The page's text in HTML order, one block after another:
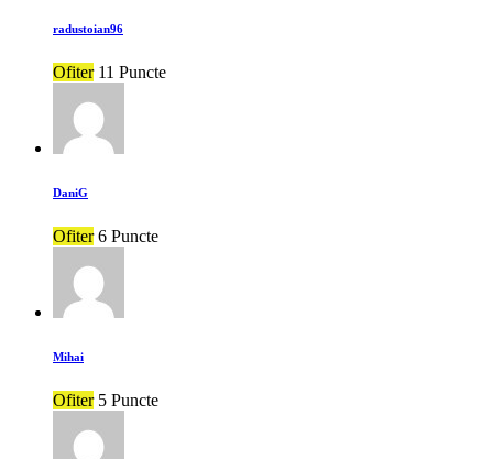
radustoian96
Ofiter 11 Puncte
DaniG
Ofiter 6 Puncte
Mihai
Ofiter 5 Puncte